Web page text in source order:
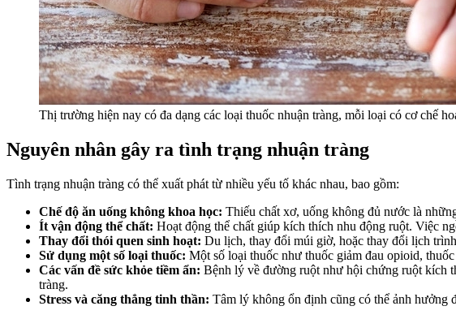
Thị trường hiện nay có đa dạng các loại thuốc nhuận tràng, mỗi loại có cơ chế
Nguyên nhân gây ra tình trạng nhuận tràng
Tình trạng nhuận tràng có thể xuất phát từ nhiều yếu tố khác nhau, bao gồm:
Chế độ ăn uống không khoa học: Thiếu chất xơ, uống không đủ nước là
Ít vận động thể chất: Hoạt động thể chất giúp kích thích nhu động ruột. Việc
Thay đổi thói quen sinh hoạt: Du lịch, thay đổi múi giờ, hoặc thay đổi lịch
Sử dụng một số loại thuốc: Một số loại thuốc như thuốc giảm đau opioid,
Các vấn đề sức khỏe tiềm ẩn: Bệnh lý về đường ruột như hội chứng ruột kích
tràng.
Stress và căng thẳng tinh thần: Tâm lý không ổn định cũng có thể ảnh hưởng